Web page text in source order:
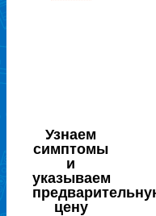
Узнаем
симптомы
и
указываем
цену